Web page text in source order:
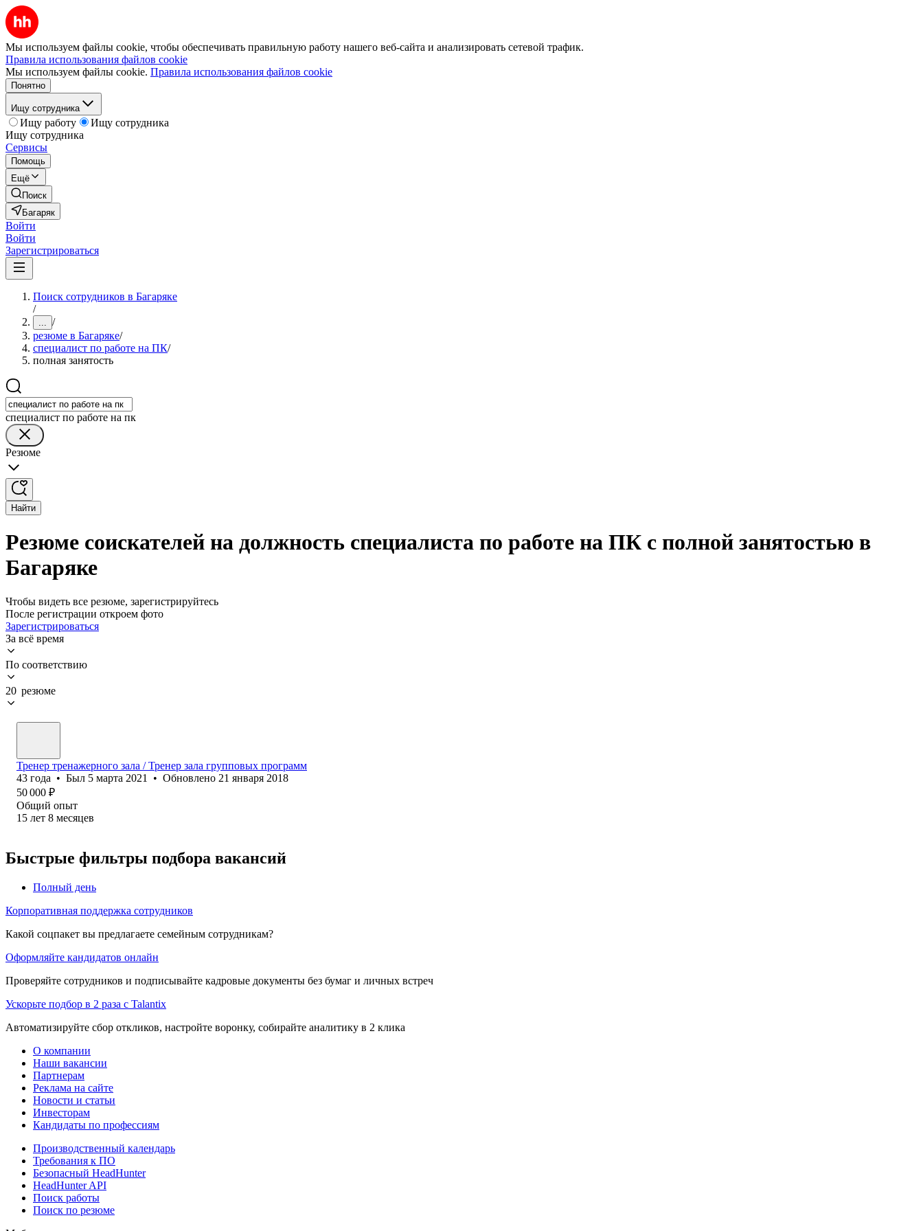
Мы используем файлы cookie, чтобы обеспечивать правильную работу нашего веб-сайта и анализировать сетевой трафик.
Правила использования файлов cookie
Мы используем файлы cookie. Правила использования файлов cookie
Понятно
Ищу сотрудника
Ищу работу
Ищу сотрудника
Ищу сотрудника
Сервисы
Помощь
Ещё
Поиск
Багаряк
Войти
Войти
Зарегистрироваться
Поиск сотрудников в Багаряке
/
... /
резюме в Багаряке/
специалист по работе на ПК/
полная занятость
специалист по работе на пк
Резюме
Найти
Резюме соискателей на должность специалиста по работе на ПК с полной занятостью в
Багаряке
Чтобы видеть все резюме, зарегистрируйтесь
После регистрации откроем фото
Зарегистрироваться
За всё время
По соответствию
20 резюме
Тренер тренажерного зала / Тренер зала групповых программ
43 года • Был 5 марта 2021 • Обновлено 21 января 2018
50 000 ₽
Общий опыт
15 лет 8 месяцев
Быстрые фильтры подбора вакансий
Полный день
Корпоративная поддержка сотрудников
Какой соцпакет вы предлагаете семейным сотрудникам?
Оформляйте кандидатов онлайн
Проверяйте сотрудников и подписывайте кадровые документы без бумаг и личных встреч
Ускорьте подбор в 2 раза с Talantix
Автоматизируйте сбор откликов, настройте воронку, собирайте аналитику в 2 клика
О компании
Наши вакансии
Партнерам
Реклама на сайте
Новости и статьи
Инвесторам
Кандидаты по профессиям
Производственный календарь
Требования к ПО
Безопасный HeadHunter
HeadHunter API
Поиск работы
Поиск по резюме